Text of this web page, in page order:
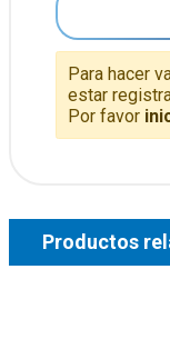
Para hacer
estar
Por favor
Productos